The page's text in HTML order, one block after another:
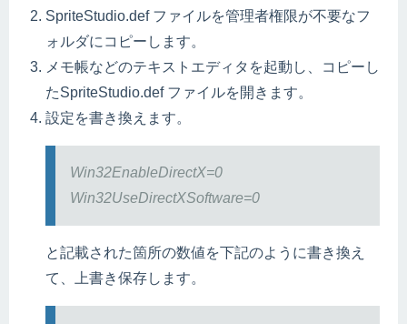
SpriteStudio.def ファイルを管理者権限が不要なフ
ォルダにコピーします。
メモ帳などのテキストエディタを起動し、コピーし
たSpriteStudio.def ファイルを開きます。
設定を書き換えます。
Win32EnableDirectX=0
Win32UseDirectXSoftware=0
と記載された箇所の数値を下記のように書き換え
て、上書き保存します。